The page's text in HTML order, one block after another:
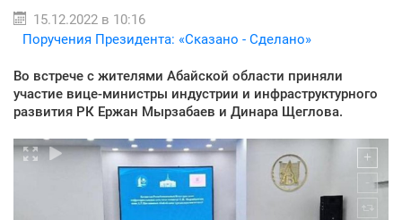
15.12.2022 в 10:16
Поручения Президента: «Сказано - Сделано»
Во встрече с жителями Абайской области приняли
участие вице-министры индустрии и инфраструктурного
развития РК Ержан Мырзабаев и Динара Щеглова.